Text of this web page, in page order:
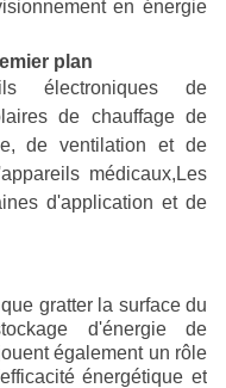
en énergie
plan
électroniques de
de chauffage de
de ventilation et de
médicaux,Les
d'application et de
gratter la surface du
d'énergie de
également un rôle
énergétique et